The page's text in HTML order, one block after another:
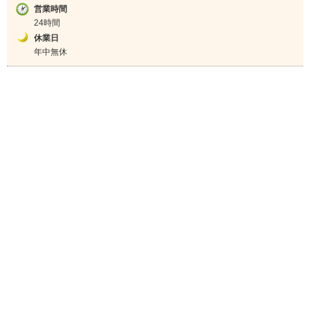
営業時間
24時間
休業日
年中無休